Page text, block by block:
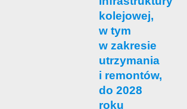
kolejowej,
w tym
w zakresie
utrzymania
i remontów,
do 2028
roku